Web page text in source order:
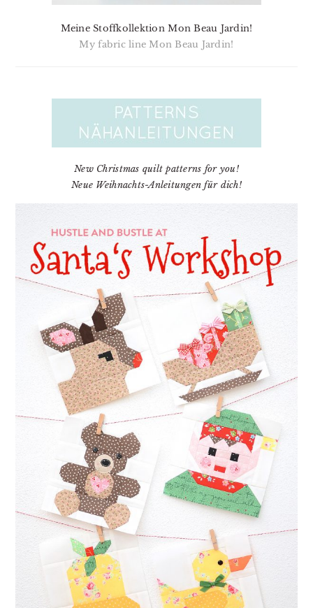
Meine Stoffkollektion Mon Beau Jardin!
My fabric line Mon Beau Jardin!
New Christmas quilt patterns for you!
Neue Weihnachts-Anleitungen für dich!